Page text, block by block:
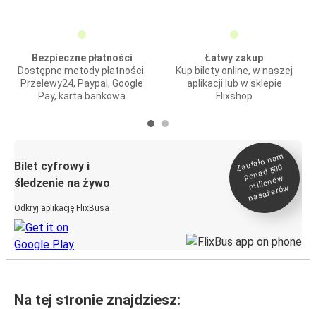
Bezpieczne płatności
Dostępne metody płatności:
Przelewy24, Paypal, Google
Pay, karta bankowa
Łatwy zakup
Kup bilety online, w naszej
aplikacji lub w sklepie
Flixshop
Bilet cyfrowy i
śledzenie na żywo
Odkryj aplikację FlixBusa
Zaufało na
m
ponad 500
milionó
w
pasażeró
w
Na tej stronie znajdziesz: